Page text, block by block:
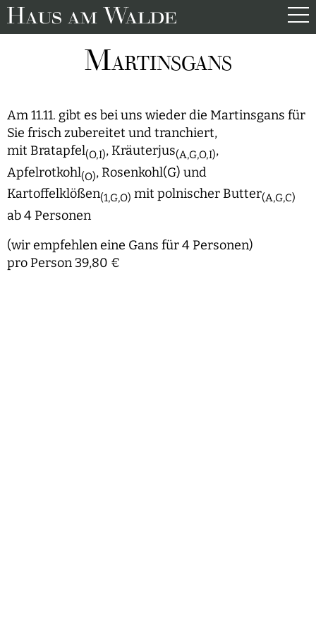
MARTINSGANS
Am 11.11. gibt es bei uns wieder die Martinsgans für
Sie frisch zubereitet und tranchiert,
mit Bratapfel(O,I), Kräuterjus(A,G,O,I),
Apfelrotkohl(O), Rosenkohl(G) und
Kartoffelklößen(1,G,O) mit polnischer Butter(A,G,C)
ab 4 Personen
(wir empfehlen eine Gans für 4 Personen)
pro Person 39,80 €